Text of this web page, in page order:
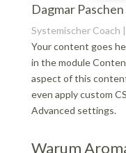
Dagmar Paschen
Systemischer Coach
Your content goes
in the module
aspect of this
even apply custom
Advanced settings.
Warum